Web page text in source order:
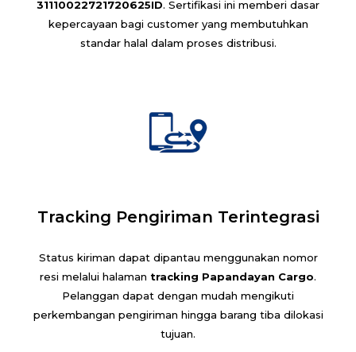
31110022721720625ID. Sertifikasi ini memberi dasar
kepercayaan bagi customer yang membutuhkan
standar halal dalam proses distribusi.
Tracking Pengiriman Terintegrasi
Status kiriman dapat dipantau menggunakan nomor
resi melalui halaman tracking Papandayan Cargo.
Pelanggan dapat dengan mudah mengikuti
perkembangan pengiriman hingga barang tiba dilokasi
tujuan.